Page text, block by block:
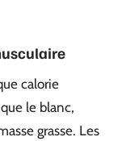
calorie
que le blanc,
grasse. Les